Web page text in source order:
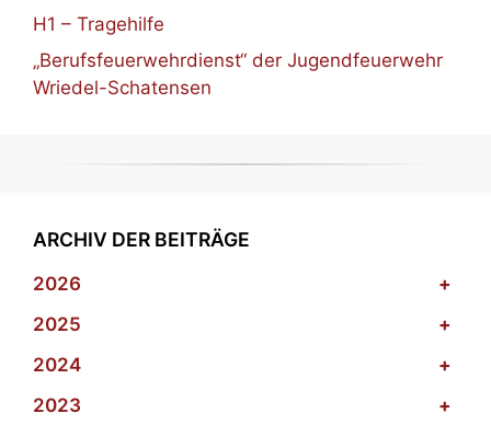
H1 – Tragehilfe
„Berufsfeuerwehrdienst“ der Jugendfeuerwehr
Wriedel-Schatensen
ARCHIV DER BEITRÄGE
2026
+
2025
+
2024
+
2023
+